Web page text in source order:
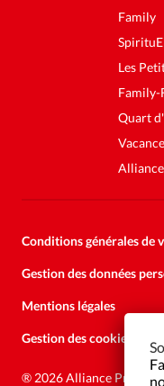
Family
Les
Family-
Quart
Conditions générales de
Gestion des données
Mentions légales
Gestion des cookies
® 2026 Alliance Presse